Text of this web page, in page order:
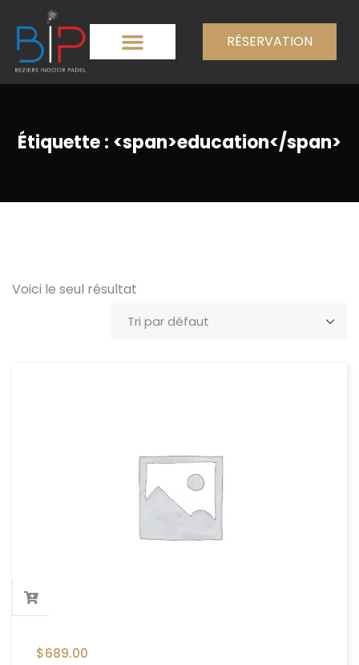
RÉSERVATION
Étiquette : <span>education</span>
Voici le seul résultat
$689.00